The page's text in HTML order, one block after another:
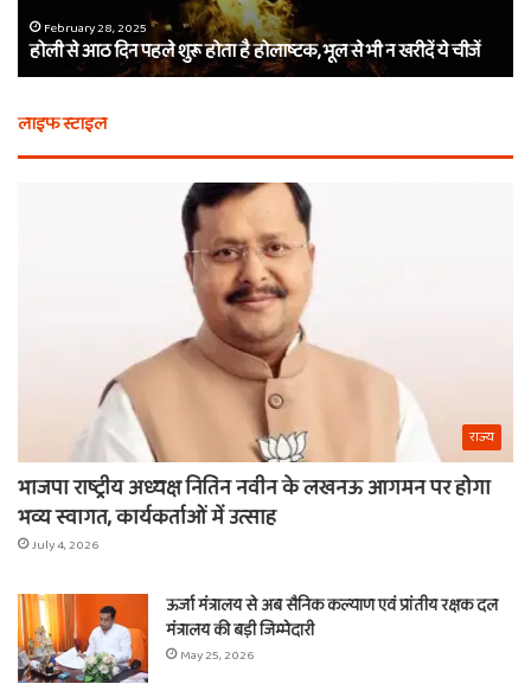
होलाष्टक,
भूल
से
न
खरीदें
February 28, 2025
होली से आठ दिन पहले शुरू होता है होलाष्टक, भूल से भी न खरीदें ये चीजें
लाइफ स्टाइल
राज्य
भाजपा राष्ट्रीय अध्यक्ष नितिन नवीन के लखनऊ आगमन पर होगा
भव्य स्वागत, कार्यकर्ताओं में उत्साह
July 4, 2026
ऊर्जा मंत्रालय से अब सैनिक कल्याण एवं प्रांतीय रक्षक दल
मंत्रालय की बड़ी जिम्मेदारी
May 25, 2026